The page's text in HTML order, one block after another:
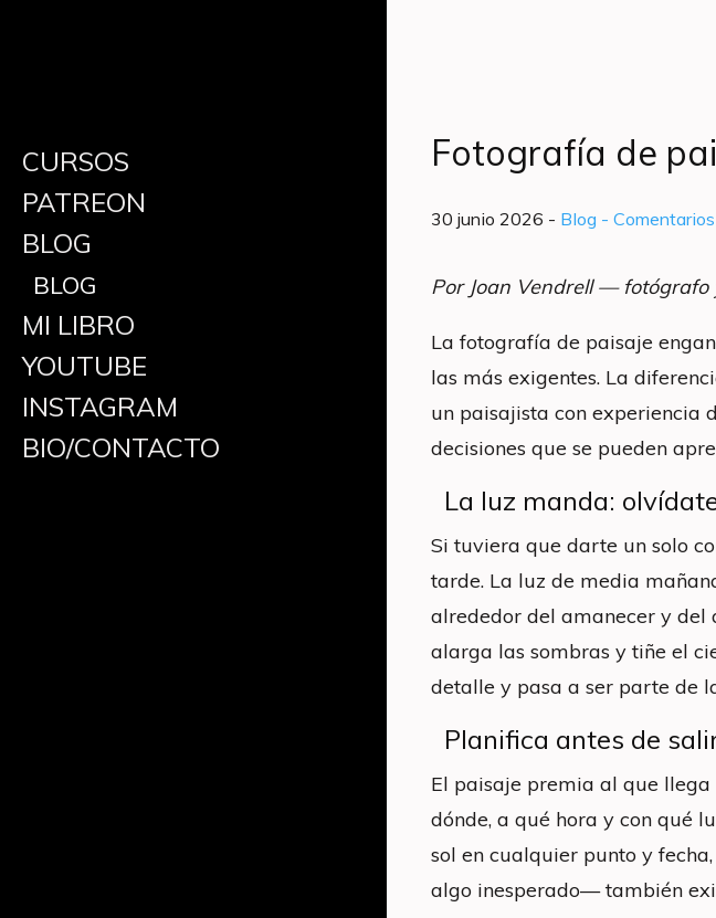
CURSOS
PATREON
BLOG
BLOG
MI LIBRO
YOUTUBE
INSTAGRAM
BIO/CONTACTO
Fotografía de
30 junio 2026 - Blog - Comentarios
Por Joan Vendrell — fotógrafo
La fotografía de paisaje
las más exigentes. La
un paisajista con experiencia
decisiones que se pueden
La luz manda:
Si tuviera que darte un solo
tarde. La luz de media
alrededor del amanecer y
alarga las sombras y tiñe el
detalle y pasa a ser parte de
Planifica antes de
El paisaje premia al que llega
dónde, a qué hora y con qué
sol en cualquier punto y
algo inesperado— también